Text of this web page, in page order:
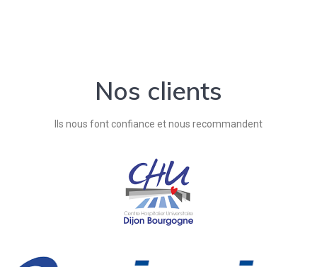
Nos clients
Ils nous font confiance et nous recommandent